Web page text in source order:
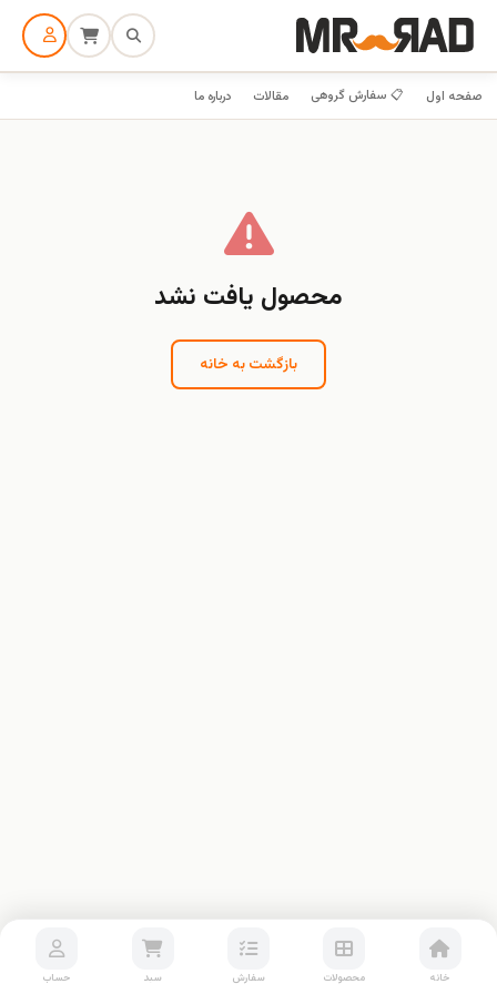
صفحه اول 📋 سفارش گروهی مقالات درباره ما
محصول یافت نشد
بازگشت به خانه
خانه محصولات سفارش سبد حساب